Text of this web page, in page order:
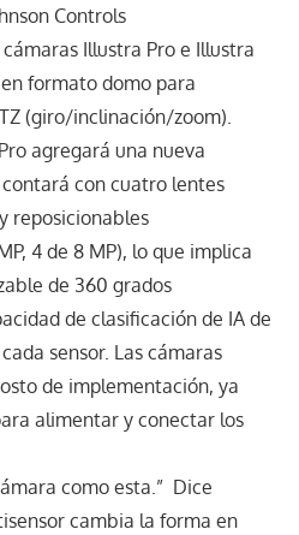
Controls
Illustra Pro e Illustra
formato domo para
(giro/inclinación/zoom).
agregará una nueva
con cuatro lentes
reposicionables
4 de 8 MP), lo que implica
de 360 grados
de clasificación de IA de
sensor. Las cámaras
de implementación, ya
alimentar y conectar los
como esta.” Dice
cambia la forma en